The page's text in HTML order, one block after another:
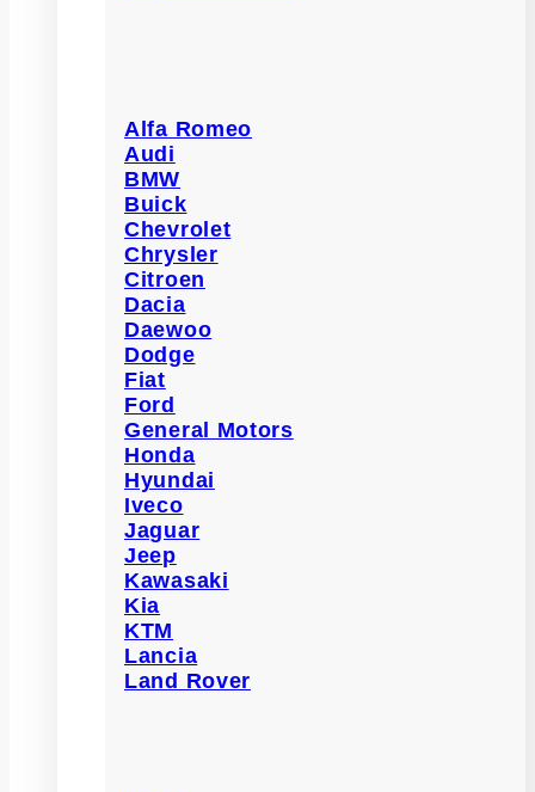
Alfa Romeo
Audi
BMW
Buick
Chevrolet
Chrysler
Citroen
Dacia
Daewoo
Dodge
Fiat
Ford
General Motors
Honda
Hyundai
Iveco
Jaguar
Jeep
Kawasaki
Kia
KTM
Lancia
Land Rover